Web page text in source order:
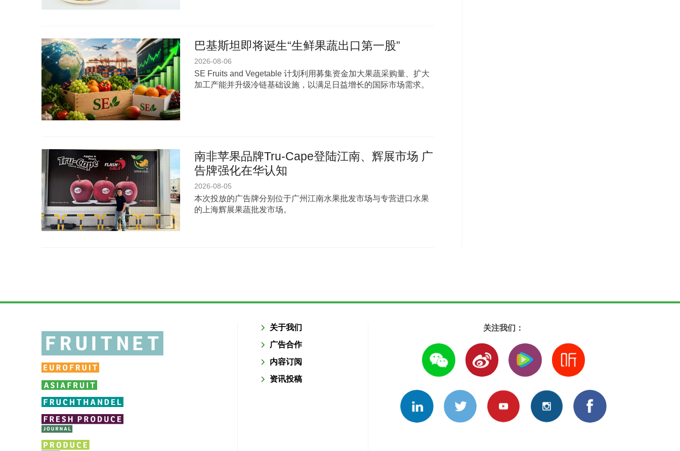
巴基斯坦即将诞生“生鲜果蔬出口第一股”
2026-08-06
SE Fruits and Vegetable 计划利用募集资金加大果蔬采购量、扩大
加工产能并升级冷链基础设施，以满足日益增长的国际市场需求。
南非苹果品牌Tru-Cape登陆江南、辉展市场 广
告牌强化在华认知
2026-08-05
本次投放的广告牌分别位于广州江南水果批发市场与专营进口水果
的上海辉展果蔬批发市场。
关于我们
广告合作
内容订阅
资讯投稿
关注我们：